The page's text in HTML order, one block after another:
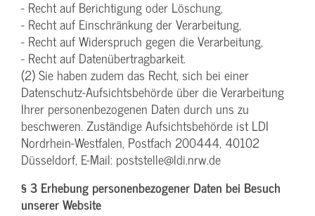
- Recht auf Berichtigung oder Löschung,
- Recht auf Einschränkung der Verarbeitung,
- Recht auf Widerspruch gegen die Verarbeitung,
- Recht auf Datenübertragbarkeit.
(2) Sie haben zudem das Recht, sich bei einer
Datenschutz-Aufsichtsbehörde über die Verarbeitung
Ihrer personenbezogenen Daten durch uns zu
beschweren. Zuständige Aufsichtsbehörde ist LDI
Nordrhein-Westfalen, Postfach 200444, 40102
Düsseldorf, E-Mail: poststelle@ldi.nrw.de
§ 3 Erhebung personenbezogener Daten bei Besuch
unserer Website